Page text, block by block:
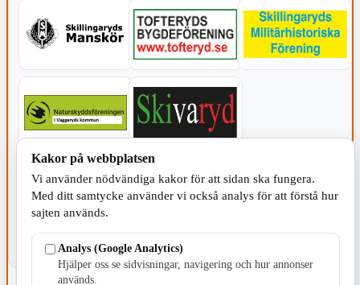
Kakor på webbplatsen
Vi använder nödvändiga kakor för att sidan ska fungera.
Med ditt samtycke använder vi också analys för att förstå hur
sajten används.
Analys (Google Analytics)
Hjälper oss se sidvisningar, navigering och hur annonser
används.